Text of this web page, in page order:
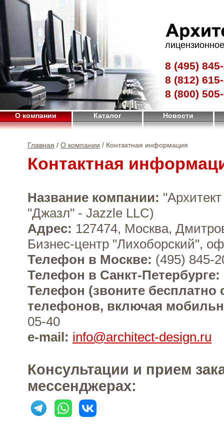
8 (495)
8 (812)
8 (800)
О компании Каталог Новости
Главная / О компании / Контактная информация
Контактная
Название компании:
"Джазл" - Jazzle LLC)
Адрес: 127474, Москва,
Бизнес-центр "Лихоборский",
Телефон в Москве: (495) 845-
Телефон в Санкт-Петербурге:
Телефон (звоните бесплатно
телефонов, включая
05-40
e-mail: info@architect-design.ru
Консультации и прием
мессенджерах: